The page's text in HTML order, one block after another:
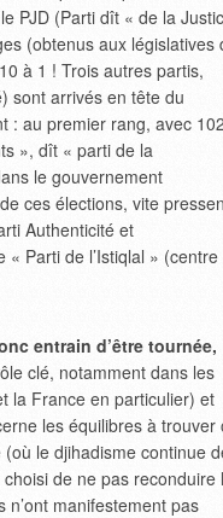
PJD (Parti dît « de la
(obtenus aux législatives
à 1 ! Trois autres partis,
sont arrivés en tête du
: au premier rang, avec 102
», dît « parti de la
le gouvernement
ces élections, vite
Authenticité et
Parti de l’Istiqlal » (centre
entrain d’être tournée,
clé, notamment dans les
la France en particulier) et
les équilibres à trouver
le djihadisme continue
de ne pas reconduire
manifestement pas